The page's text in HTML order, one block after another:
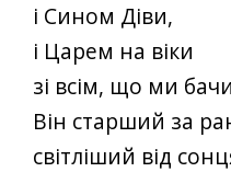
і Сином Діви,
і Царем на віки
зі всім, що ми
Він старший за
світліший від